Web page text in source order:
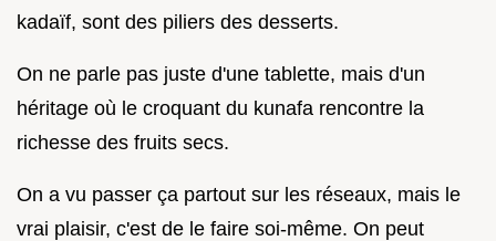
kadaïf, sont des piliers des desserts.
On ne parle pas juste d'une tablette, mais d'un
héritage où le croquant du kunafa rencontre la
richesse des fruits secs.
On a vu passer ça partout sur les réseaux, mais le
vrai plaisir, c'est de le faire soi-même. On peut